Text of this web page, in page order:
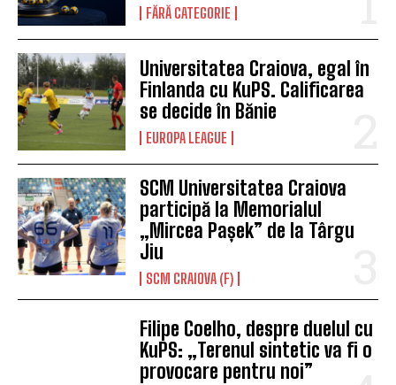
FĂRĂ CATEGORIE
Universitatea Craiova, egal în
Finlanda cu KuPS. Calificarea
se decide în Bănie
EUROPA LEAGUE
SCM Universitatea Craiova
participă la Memorialul
„Mircea Pașek” de la Târgu
Jiu
SCM CRAIOVA (F)
Filipe Coelho, despre duelul cu
KuPS: „Terenul sintetic va fi o
provocare pentru noi”